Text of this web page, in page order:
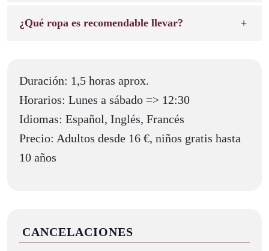
¿Qué ropa es recomendable llevar?
Duración: 1,5 horas aprox.
Horarios: Lunes a sábado => 12:30
Idiomas: Español, Inglés, Francés
Precio: Adultos desde 16 €, niños gratis hasta
10 años
CANCELACIONES